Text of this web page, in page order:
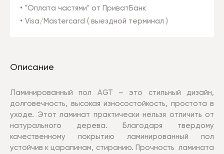
"Оплата частями" от ПриватБанк
Visa/Mastercard ( выездной терминал )
Описание
Ламинированный пол AGT – это стильный дизайн,
долговечность, высокая износостойкость, простота в
уходе. Этот ламинат практически нельзя отличить от
натурального дерева.
Благодаря твердому
качественному покрытию ламинированный пол
устойчив к царапинам, стиранию. Прочность ламината